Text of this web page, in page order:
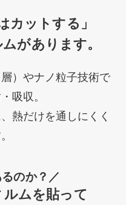
カットする」
があります。
）やナノ粒子技術で
吸収。
熱だけを通しにくく
のか？／
ムを貼って